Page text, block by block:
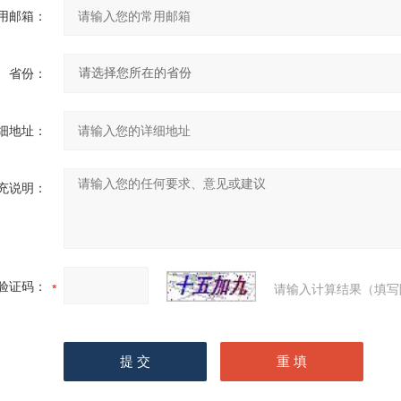
邮箱：
省份：
地址：
说明：
证码： 请输入计算结果（填